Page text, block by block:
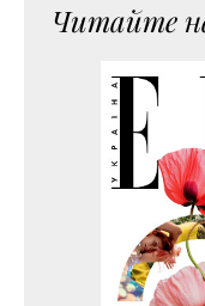
Читайте